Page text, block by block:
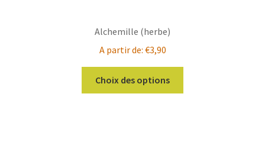
Alchemille (herbe)
A partir de: €3,90
Choix des options